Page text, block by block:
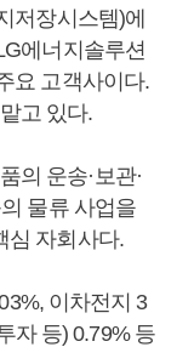
저장시스템)에
에너지솔루션
요 고객사이다.
고 있다.
의 운송·보관·
물류 사업을
심 자회사다.
이차전지 3
자 등) 0.79% 등